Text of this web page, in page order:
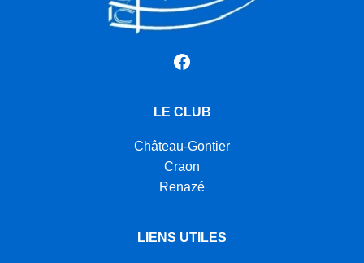
Facebook
LE CLUB
Château-Gontier
Craon
Renazé
LIENS UTILES